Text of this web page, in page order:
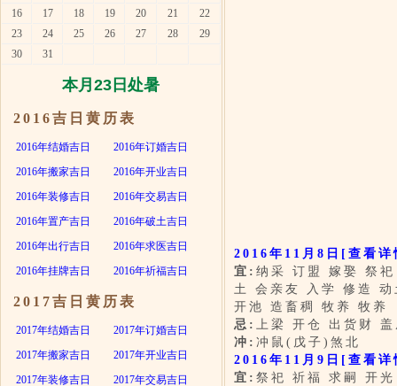
16
17 18 19 20 21
22
23
24 25 26 27 28
29
30
31
本月23日处暑
2016吉日黄历表
2016年结婚吉日
2016年订婚吉日
2016年搬家吉日
2016年开业吉日
2016年装修吉日
2016年交易吉日
2016年置产吉日
2016年破土吉日
2016年出行吉日
2016年求医吉日
2016年挂牌吉日
2016年祈福吉日
2017吉日黄历表
2017年结婚吉日
2017年订婚吉日
2017年搬家吉日
2017年开业吉日
2017年装修吉日
2017年交易吉日
2016年11月8日 [查看
宜: 纳采 订盟 嫁娶 祭
土 会亲友 入学 修造
开池 造畜稠 牧养 牧养
忌: 上梁 开仓 出货财
冲: 冲鼠(戊子)煞北
2016年11月9日 [查看
宜: 祭祀 祈福 求嗣 开